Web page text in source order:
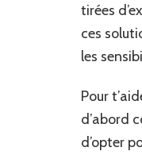
tirées
ces
les
Pour
d’abord
d’opter